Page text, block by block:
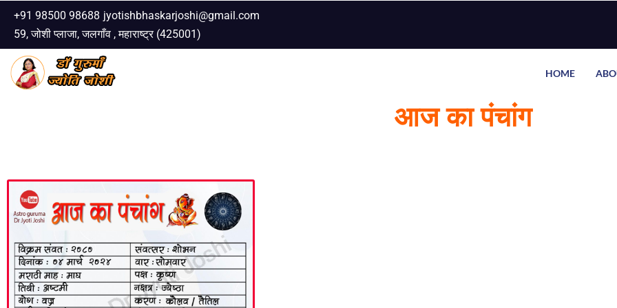
Skip
to
content
+91 98500 98688 jyotishbhaskarjoshi@gmail.com
59, जोशी प्लाजा, जलगाँव , महाराष्ट्र (425001)
HOME
आज का पंचांग